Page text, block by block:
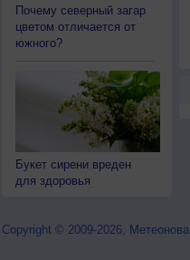
Почему северный загар
цветом отличается от
южного?
Букет сирени вреден
для здоровья
Copyright © 2009-2026, Метеонова